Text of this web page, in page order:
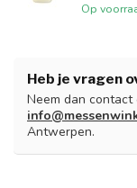
Op
Heb je vragen
Neem dan contact
Antwerpen.